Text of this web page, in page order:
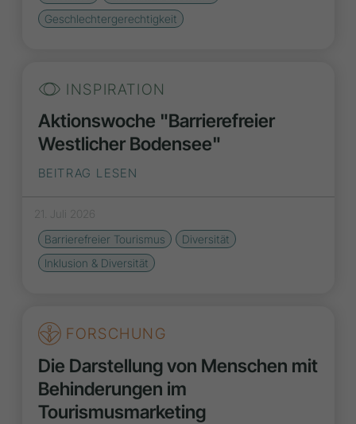
Geschlechtergerechtigkeit
INSPIRATION
Aktionswoche "Barrierefreier
Westlicher Bodensee"
BEITRAG LESEN
21. Juli 2026
Barrierefreier Tourismus
Diversität
Inklusion & Diversität
FORSCHUNG
Die Darstellung von Menschen mit
Behinderungen im
Tourismusmarketing